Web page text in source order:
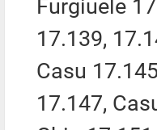
Furgiuele
17.139,
Casu
17.147,